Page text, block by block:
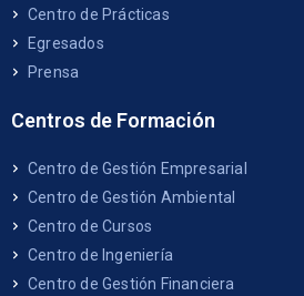
Centro de Prácticas
Egresados
Prensa
Centros de Formación
Centro de Gestión Empresarial
Centro de Gestión Ambiental
Centro de Cursos
Centro de Ingeniería
Centro de Gestión Financiera